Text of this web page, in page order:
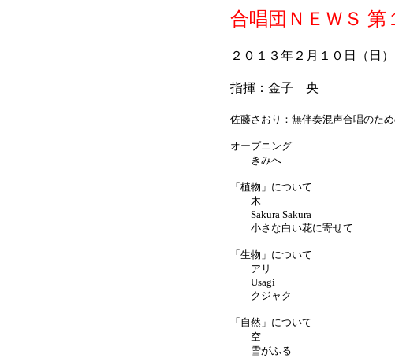
合唱団ＮＥＷＳ
２０１３年２月１０日（
指揮：金子 央
佐藤さおり：無伴奏混声合唱のた
オープニング
きみへ
「植物」について
木
Sakura Sakura
小さな白い花に寄せて
「生物」について
アリ
Usagi
クジャク
「自然」について
空
雪がふる